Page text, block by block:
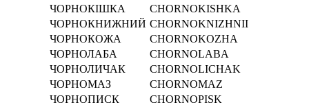
ЧОРНОКІШКА
CHORNOKІSHKA
ЧОРНОКНИЖНИЙ CHORNOKNIZHNII
ЧОРНОКОЖА
CHORNOKOZHA
ЧОРНОЛАБА
CHORNOLABA
ЧОРНОЛИЧАК
CHORNOLICHAK
ЧОРНОМАЗ
CHORNOMAZ
ЧОРНОПИСК
CHORNOPISK